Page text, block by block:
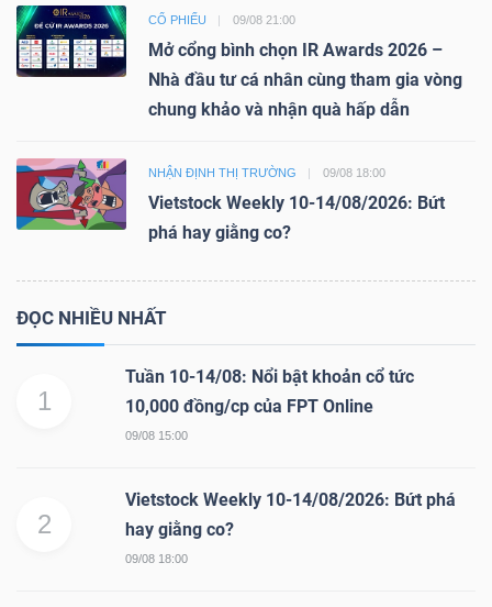
CỔ PHIẾU 09/08 21:00
Mở cổng bình chọn IR Awards 2026 –
Nhà đầu tư cá nhân cùng tham gia vòng
chung khảo và nhận quà hấp dẫn
NHẬN ĐỊNH THỊ TRƯỜNG 09/08 18:00
Vietstock Weekly 10-14/08/2026: Bứt
phá hay giằng co?
ĐỌC NHIỀU NHẤT
1
Tuần 10-14/08: Nổi bật khoản cổ tức
10,000 đồng/cp của FPT Online
09/08 15:00
2
Vietstock Weekly 10-14/08/2026: Bứt phá
hay giằng co?
09/08 18:00